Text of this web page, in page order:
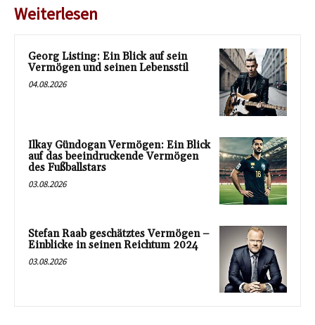
Weiterlesen
Georg Listing: Ein Blick auf sein
Vermögen und seinen Lebensstil
04.08.2026
Ilkay Gündogan Vermögen: Ein Blick
auf das beeindruckende Vermögen
des Fußballstars
03.08.2026
Stefan Raab geschätztes Vermögen –
Einblicke in seinen Reichtum 2024
03.08.2026